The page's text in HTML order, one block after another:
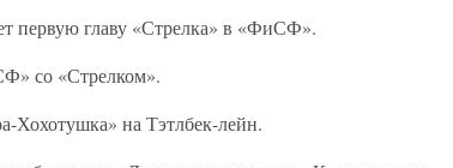
первую главу «Стрелка» в «ФиСФ».
со «Стрелком».
Хохотушка» на Тэтлбек-лейн.